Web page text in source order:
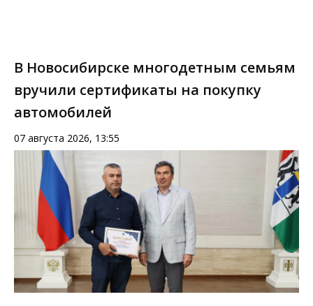
В Новосибирске многодетным семьям
вручили сертификаты на покупку
автомобилей
07 августа 2026, 13:55